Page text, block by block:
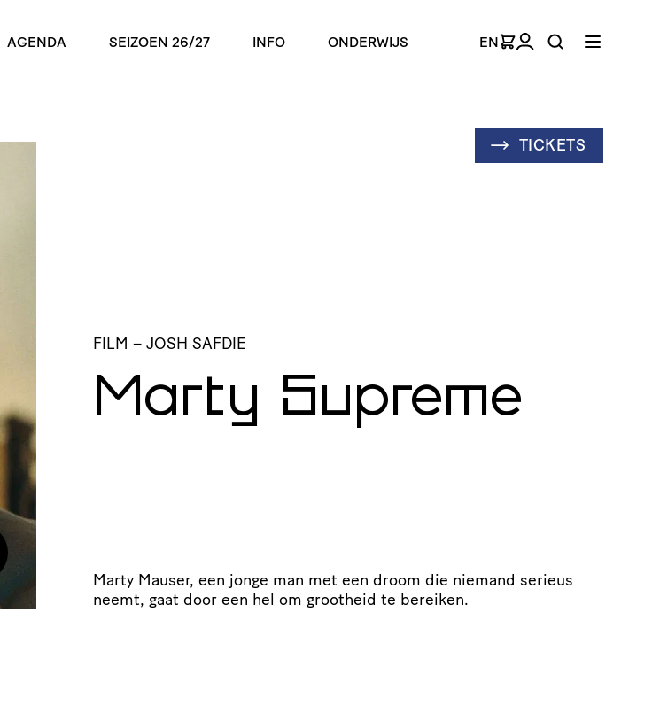
AGENDA SEIZOEN 26/27 INFO ONDERWIJS EN
TICKETS
FILM – JOSH SAFDIE
Marty Supreme
Marty Mauser, een jonge man met een droom die niemand serieus
neemt, gaat door een hel om grootheid te bereiken.